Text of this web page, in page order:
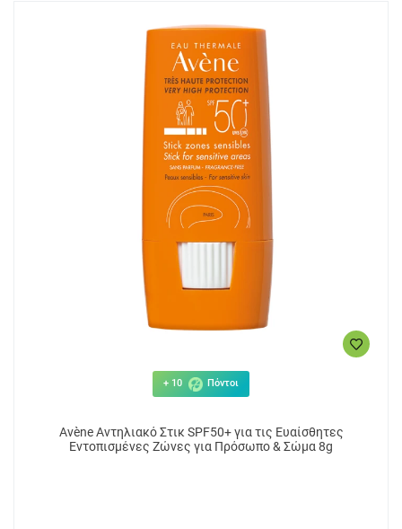
+ 10 Πόντοι
Avène Αντηλιακό Στικ SPF50+ για τις Ευαίσθητες
Εντοπισμένες Ζώνες για Πρόσωπο & Σώμα 8g